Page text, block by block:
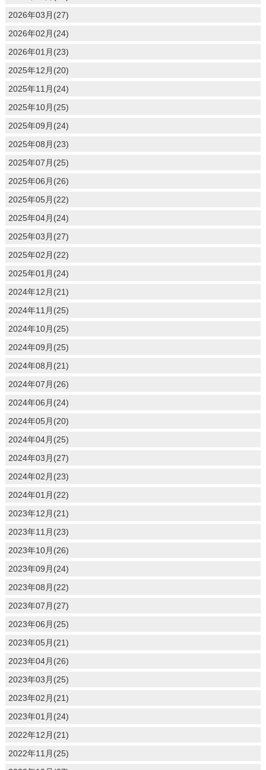
2026年03月(27)
2026年02月(24)
2026年01月(23)
2025年12月(20)
2025年11月(24)
2025年10月(25)
2025年09月(24)
2025年08月(23)
2025年07月(25)
2025年06月(26)
2025年05月(22)
2025年04月(24)
2025年03月(27)
2025年02月(22)
2025年01月(24)
2024年12月(21)
2024年11月(25)
2024年10月(25)
2024年09月(25)
2024年08月(21)
2024年07月(26)
2024年06月(24)
2024年05月(20)
2024年04月(25)
2024年03月(27)
2024年02月(23)
2024年01月(22)
2023年12月(21)
2023年11月(23)
2023年10月(26)
2023年09月(24)
2023年08月(22)
2023年07月(27)
2023年06月(25)
2023年05月(21)
2023年04月(26)
2023年03月(25)
2023年02月(21)
2023年01月(24)
2022年12月(21)
2022年11月(25)